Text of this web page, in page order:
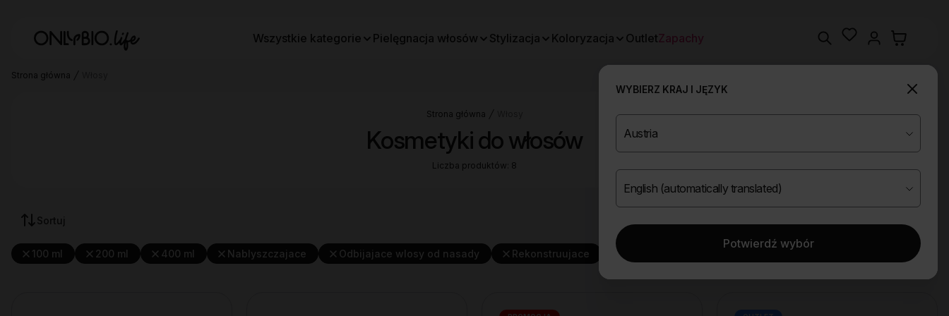
WYBIERZ KRAJ I JĘZYK
Potwierdź wybór
Wszystkie kategorie Pielęgnacja włosów Stylizacja Koloryzacja OutletZapachy SearchWishlist
Strona główna
Strona główna
Kosmetyki do włosów
Liczba produktów: 8
Sortuj
100 ml 200 ml 400 ml Nablyszczajace Odbijajace wlosy od nasady Rekonstruujace